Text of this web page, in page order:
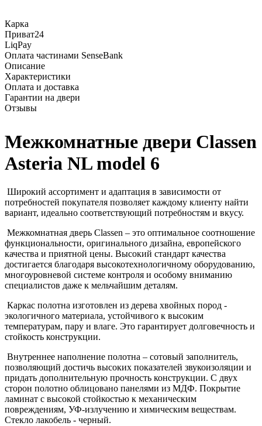
Карка
Приват24
LiqPay
Оплата частинами SenseBank
Описание
Характеристики
Оплата и доставка
Гарантии на двери
Отзывы
Межкомнатные двери Classen
Asteria NL model 6
Широкий ассортимент и адаптация в зависимости от
потребностей покупателя позволяет каждому клиенту найти
вариант, идеально соответствующий потребностям и вкусу.
Межкомнатная дверь Classen – это оптимальное соотношение
функциональности, оригинального дизайна, европейского
качества и приятной цены. Высокий стандарт качества
достигается благодаря высокотехнологичному оборудованию,
многоуровневой системе контроля и особому вниманию
специалистов даже к мельчайшим деталям.
Каркас полотна изготовлен из дерева хвойных пород -
экологичного материала, устойчивого к высоким
температурам, пару и влаге. Это гарантирует долговечность и
стойкость конструкции.
Внутреннее наполнение полотна – сотовый заполнитель,
позволяющий достичь высоких показателей звукоизоляции и
придать дополнительную прочность конструкции. С двух
сторон полотно облицовано панелями из МДФ. Покрытие
ламинат с высокой стойкостью к механическим
повреждениям, УФ-излучению и химическим веществам.
Стекло лакобель - черный.